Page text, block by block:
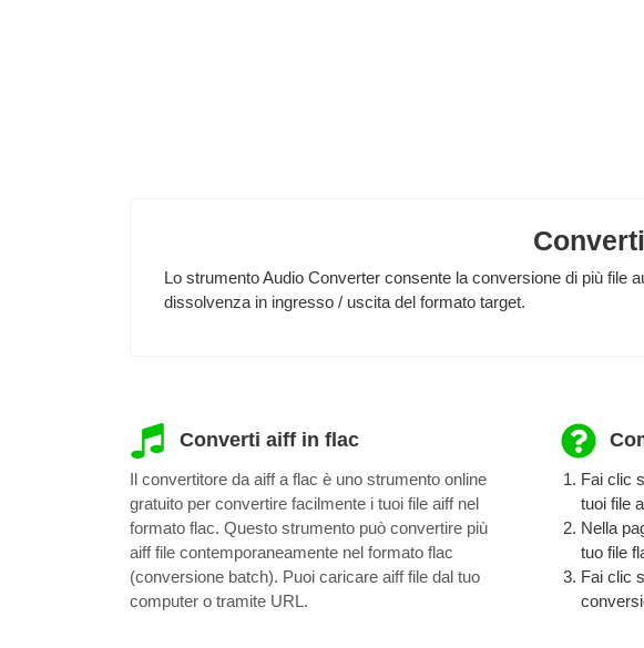
Lo strumento Audio Converter consente la conversione di più file
dissolvenza in ingresso / uscita del formato target.
Converti aiff in flac
Il convertitore da aiff a flac è uno strumento online
gratuito per convertire facilmente i tuoi file aiff nel
formato flac. Questo strumento può convertire più
aiff file contemporaneamente nel formato flac
(conversione batch). Puoi caricare aiff file dal tuo
computer o tramite URL.
Fai clic
tuoi file
Nella
tuo file
Fai clic